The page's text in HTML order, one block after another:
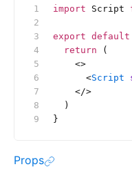
import Script
export default
  return
(
    <>
      <
Script
    </>
  )
}
Props